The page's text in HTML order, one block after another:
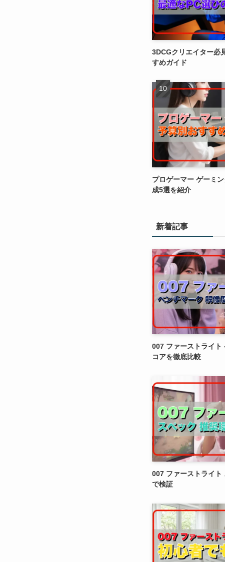
3DCGクリエイター必
すめガイド
プロゲーマー ゲーミ
成5選を紹介
新着記事
007 ファーストライト
コアを徹底比較
007 ファーストライト
で検証